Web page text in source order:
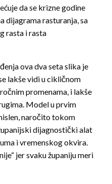
da se krizne godine
dijagrama rasturanja, sa
rasta i rasta
ova dva seta slika je
lakše vidi u cikličnom
promenama, i lakše
Model u prvim
naročito tokom
dijagnostički alat
i vremenskog okvira.
jer svaku županiju meri